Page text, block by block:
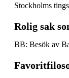
Stockholms
Rolig sak
BB: Besök av